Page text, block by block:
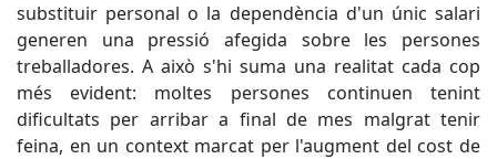
substituir personal o la dependència d'un únic salari
generen una pressió afegida sobre les persones
treballadores. A això s'hi suma una realitat cada cop
més evident: moltes persones continuen tenint
dificultats per arribar a final de mes malgrat tenir
feina, en un context marcat per l'augment del cost de